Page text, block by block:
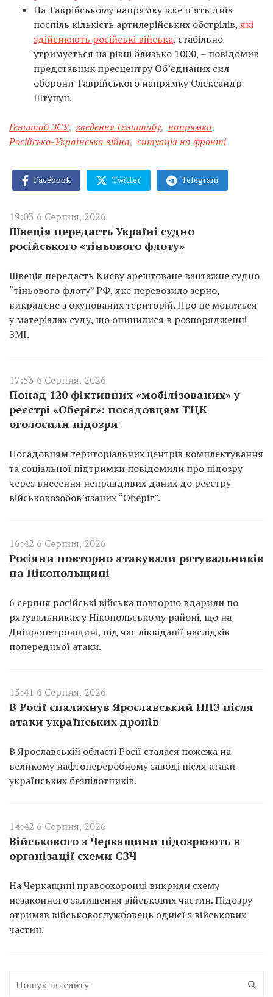
На Таврійському напрямку вже п’ять днів
поспіль кількість артилерійських обстрілів, які
здійснюють російські війська, стабільно
утримується на рівні близько 1000, – повідомив
представник пресцентру Об’єднаних сил
оборони Таврійського напрямку Олександр
Штупун.
Генштаб ЗСУ, зведення Генштабу, напрямки,
Російсько-Українська війна, ситуація на фронті
Facebook Twitter Telegram
19:03 6 Серпня, 2026
Швеція передасть Україні судно
російського «тіньового флоту»
Швеція передасть Києву арештоване вантажне судно
“тіньового флоту” РФ, яке перевозило зерно,
викрадене з окупованих територій. Про це мовиться
у матеріалах суду, що опинилися в розпорядженні
ЗМІ.
17:53 6 Серпня, 2026
Понад 120 фіктивних «мобілізованих» у
реєстрі «Оберіг»: посадовцям ТЦК
оголосили підозри
Посадовцям територіальних центрів комплектування
та соціальної підтримки повідомили про підозру
через внесення неправдивих даних до реєстру
військовозобов’язаних “Оберіг”.
16:42 6 Серпня, 2026
Росіяни повторно атакували рятувальників
на Нікопольщині
6 серпня російські війська повторно вдарили по
рятувальниках у Нікопольському районі, що на
Дніпропетровщині, під час ліквідації наслідків
попередньої атаки.
15:41 6 Серпня, 2026
В Росії спалахнув Ярославський НПЗ після
атаки українських дронів
В Ярославській області Росії сталася пожежа на
великому нафтопереробному заводі після атаки
українських безпілотників.
14:42 6 Серпня, 2026
Військового з Черкащини підозрюють в
організації схеми СЗЧ
На Черкащині правоохоронці викрили схему
незаконного залишення військових частин. Підозру
отримав військовослужбовець однієї з військових
частин.